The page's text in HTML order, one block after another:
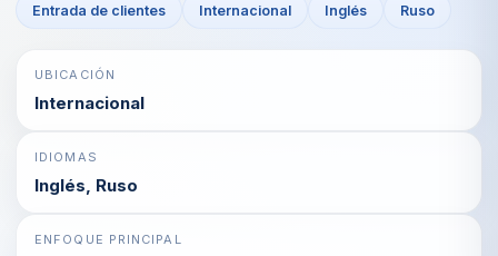
Entrada de clientes Internacional Inglés Ruso
UBICACIÓN
Internacional
IDIOMAS
Inglés, Ruso
ENFOQUE PRINCIPAL